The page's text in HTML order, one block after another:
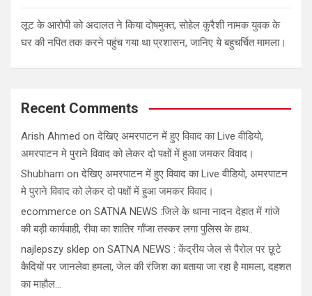
लूट के आरोपी को अदालत ने किया दोषमुक्त, सोहेल कुरैशी नामक युवक के
घर की नपित तक करने पहुंच गया था प्रशासन, जानिए ये बहुचर्चित मामला।
Recent Comments
Arish Ahmed onदेखिए अमरपाटन में हुए विवाद का Live वीडियो,
अमरपाटन मे पुराने विवाद को लेकर दो पक्षों में हुआ जमकर विवाद।
Shubham onदेखिए अमरपाटन में हुए विवाद का Live वीडियो, अमरपाटन
मे पुराने विवाद को लेकर दो पक्षों में हुआ जमकर विवाद।
ecommerce on SATNA NEWS :जिले के थाना नादन देहात में गांजे
की बड़ी कार्यवाही, रीवा का शातिर गाँजा तस्कर लगा पुलिस के हाथ..
najlepszy sklep on SATNA NEWS : केंद्रीय जेल से पैरोल पर छूटे
कैदियों पर जानलेवा हमला, जेल की रंजिश का बताया जा रहा है मामला, दहशत
का माहौल…